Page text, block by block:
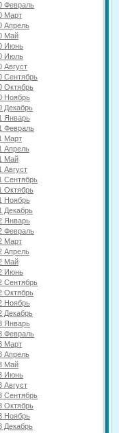
Февраль
Март
Апрель
Май
Июнь
Июль
Август
Сентябрь
Октябрь
Ноябрь
Декабрь
Январь
Февраль
Март
Апрель
Май
Август
Сентябрь
Октябрь
Ноябрь
Декабрь
Январь
Февраль
Март
Апрель
Май
Июнь
Сентябрь
Октябрь
Ноябрь
Декабрь
Январь
Февраль
Март
Апрель
Май
Июнь
Август
Сентябрь
Октябрь
Ноябрь
Декабрь